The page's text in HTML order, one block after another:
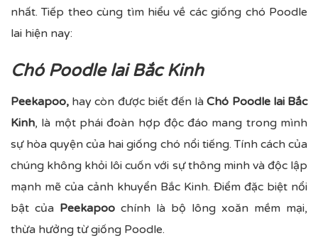
nhất. Tiếp theo cùng tìm hiểu về các giống chó Poodle
lai hiện nay:
Chó Poodle lai Bắc Kinh
Peekapoo, hay còn được biết đến là Chó Poodle lai Bắc
Kinh, là một phái đoàn hợp độc đáo mang trong mình
sự hòa quyện của hai giống chó nổi tiếng. Tính cách của
chúng không khỏi lôi cuốn với sự thông minh và độc lập
mạnh mẽ của cảnh khuyển Bắc Kinh. Điểm đặc biệt nổi
bật của Peekapoo chính là bộ lông xoăn mềm mại,
thừa hưởng từ giống Poodle.